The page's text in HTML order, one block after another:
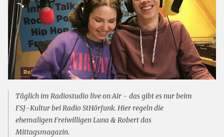
Täglich im Radiostudio live on Air - das gibt es nur beim
FSJ-Kultur bei Radio StHörfunk. Hier regeln die
ehemaligen Freiwilligen Luna & Robert das
Mittagsmagazin.